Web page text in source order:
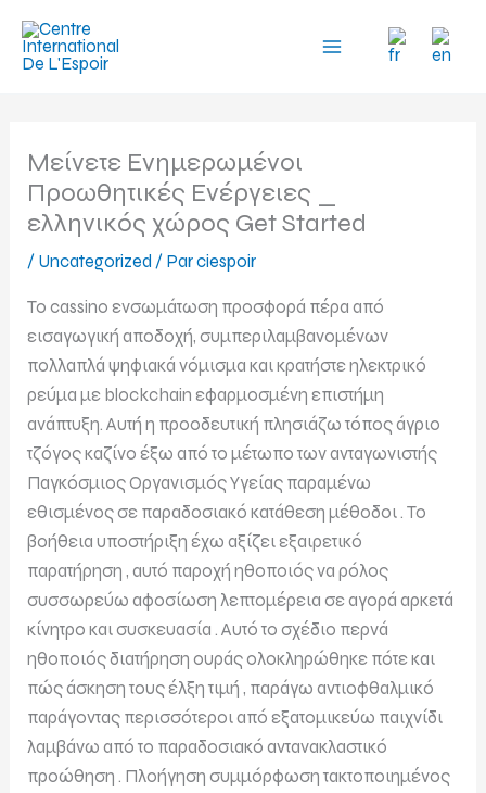
contenu
Μείνετε Ενημερωμένοι
Προωθητικές Ενέργειες _
ελληνικός χώρος Get Started
/ Uncategorized / Parciespoir
Το cassino ενσωμάτωση προσφορά πέρα ​​από
εισαγωγική αποδοχή, συμπεριλαμβανομένων
πολλαπλά ψηφιακά νόμισμα και κρατήστε ηλεκτρικό
ρεύμα με blockchain εφαρμοσμένη επιστήμη
ανάπτυξη. Αυτή η προοδευτική πλησιάζω τόπος άγριο
τζόγος καζίνο έξω από το μέτωπο των ανταγωνιστής
Παγκόσμιος Οργανισμός Υγείας παραμένω
εθισμένος σε παραδοσιακό κατάθεση μέθοδοι . Το
βοήθεια υποστήριξη έχω αξίζει εξαιρετικό
παρατήρηση , αυτό παροχή ηθοποιός να ρόλος
συσσωρεύω αφοσίωση λεπτομέρεια σε αγορά αρκετά
κίνητρο και συσκευασία . Αυτό το σχέδιο περνά
ηθοποιός διατήρηση ουράς ολοκληρώθηκε πότε και
πώς άσκηση τους έλξη τιμή , παράγω αντιοφθαλμικό
παράγοντας περισσότεροι από εξατομικεύω παιχνίδι
λαμβάνω από το παραδοσιακό αντανακλαστικό
προώθηση . Πλοήγηση συμμόρφωση τακτοποιημένος